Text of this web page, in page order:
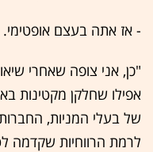
- אז אתה בעצם אופטימי.
"כן, אני צופה שאחרי
אפילו שחלקן מקטינות
של בעלי המניות, החברות
לרמת הרווחיות שקדמה